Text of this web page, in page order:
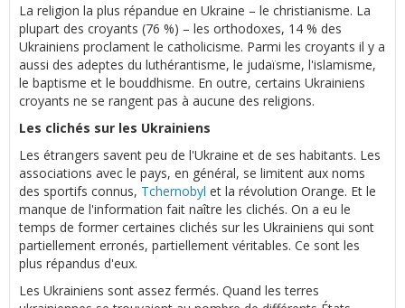
La religion la plus répandue en Ukraine – le christianisme. La
plupart des croyants (76 %) – les orthodoxes, 14 % des
Ukrainiens proclament le catholicisme. Parmi les croyants il y a
aussi des adeptes du luthérantisme, le judaïsme, l'islamisme,
le baptisme et le bouddhisme. En outre, certains Ukrainiens
croyants ne se rangent pas à aucune des religions.
Les clichés sur les Ukrainiens
Les étrangers savent peu de l'Ukraine et de ses habitants. Les
associations avec le pays, en général, se limitent aux noms
des sportifs connus, Tchernobyl et la révolution Orange. Et le
manque de l'information fait naître les clichés. On a eu le
temps de former certaines clichés sur les Ukrainiens qui sont
partiellement erronés, partiellement véritables. Ce sont les
plus répandus d'eux.
Les Ukrainiens sont assez fermés. Quand les terres